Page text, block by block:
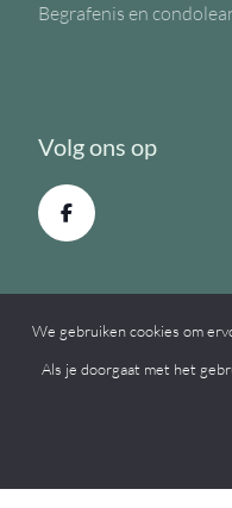
Begrafenis en
Volg ons op
EenWebba
We gebruiken cookies om
Als je doorgaat met het